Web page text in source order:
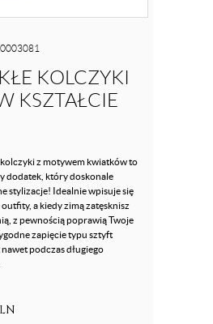
KOLCZYKI
KSZTAŁCIE
z motywem kwiatków to
dodatek, który doskonale
stylizacje! Idealnie wpisuje się
a kiedy zimą zatęsknisz
z pewnością poprawią Twoje
zapięcie typu sztyft
podczas długiego